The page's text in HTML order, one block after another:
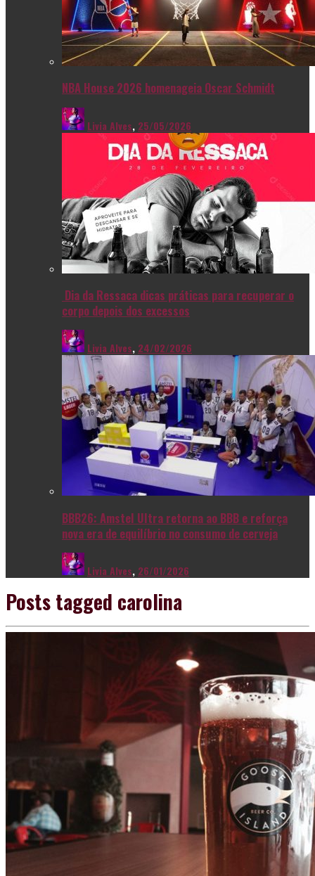
NBA House 2026 homenageia Oscar Schmidt
Livia Alves, 25/05/2026
Dia da Ressaca dicas práticas para recuperar o
corpo depois dos excessos
Livia Alves, 24/02/2026
BBB26: Amstel Ultra retorna ao BBB e reforça
nova era de equilíbrio no consumo de cerveja
Livia Alves, 26/01/2026
Posts tagged carolina